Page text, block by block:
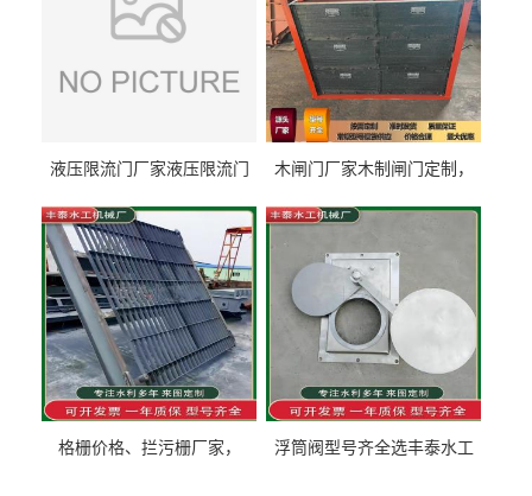
液压限流门厂家液压限流门
泰制造
木闸门厂家木制闸门定制，
型号齐全
格栅价格、拦污栅厂家，
浮筒阀型号齐全选丰泰水工